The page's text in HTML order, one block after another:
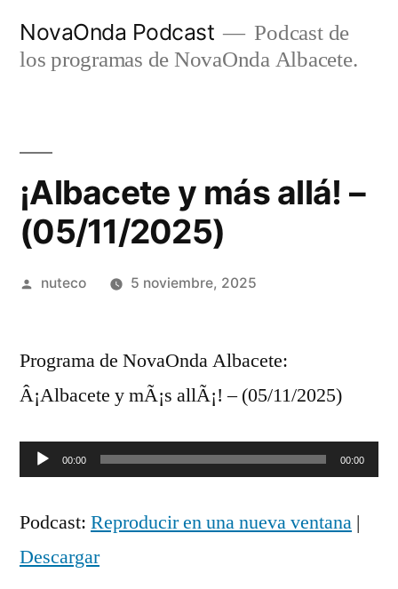
NovaOnda Podcast
Podcast de
los programas de NovaOnda Albacete.
¡Albacete y más allá! –
(05/11/2025)
Publicada
nuteco 5 noviembre, 2025
Programa de NovaOnda Albacete:
Â¡Albacete y mÃ¡s allÃ¡! – (05/11/2025)
Reproductor
audio
00:00 00:00
Podcast: Reproducir en una nueva ventana |
Descargar